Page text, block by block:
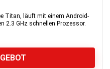
Titan, läuft mit einem Android-
2.3 GHz schnellen Prozessor.